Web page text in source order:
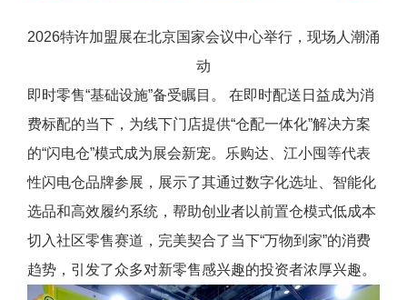
2026特许加盟展在北京国家会议中心举行，现场人潮涌
动
即时零售“基础设施”备受瞩目。 在即时配送日益成为消
费标配的当下，为线下门店提供“仓配一体化”解决方案
的“闪电仓”模式成为展会新宠。乐购达、江小囤等代表
性闪电仓品牌参展，展示了其通过数字化选址、智能化
选品和高效履约系统，帮助创业者以前置仓模式低成本
切入社区零售赛道，完美契合了当下“万物到家”的消费
趋势，引发了众多对新零售感兴趣的投资者浓厚兴趣。